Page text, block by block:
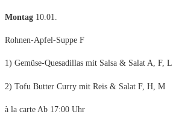
Montag 10.01.
Rohnen-Apfel-Suppe F
1) Gemüse-Quesadillas mit Salsa & Salat A, F, L
2) Tofu Butter Curry mit Reis & Salat F, H, M
à la carte Ab 17:00 Uhr